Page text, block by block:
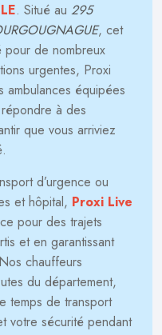
. Situé au 295
, cet
pour de nombreux
urgentes, Proxi
ambulances équipées
à des
que vous arriviez
d’urgence ou
et hôpital, Proxi Live
pour des trajets
et en garantissant
chauffeurs
du département,
temps de transport
votre sécurité pendant